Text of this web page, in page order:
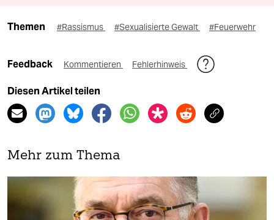
Themen #Rassismus #Sexualisierte Gewalt #Feuerwehr
Feedback Kommentieren Fehlerhinweis
Diesen Artikel teilen
Mehr zum Thema